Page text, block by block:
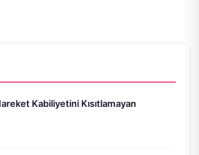
Kabiliyetini Kısıtlamayan